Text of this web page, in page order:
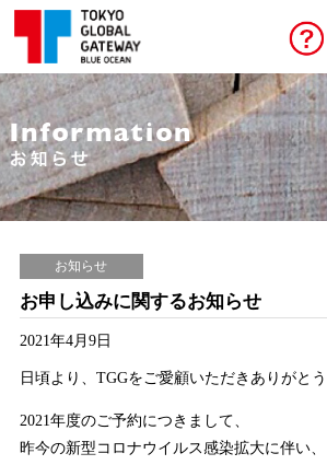
お知らせ
お申し込みに関するお知らせ
2021年4月9日
日頃より、TGGをご愛顧いただきありがとう
2021年度のご予約につきまして、
昨今の新型コロナウイルス感染拡大に伴い、